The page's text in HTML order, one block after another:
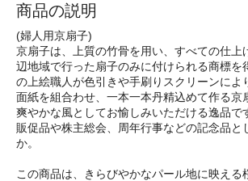
商品の説明
(婦人用京扇子)
京扇子は、上質の竹骨を用い、すべての仕上
辺地域で行った扇子のみに付けられる商標を
の上絵職人が色引きや手刷りスクリーンによ
面紙を組合わせ、一本一本丹精込めて作る京
爽やかな風としてお愉しみいただける逸品で
販促品や株主総会、周年行事などの記念品と
か。
この商品は、きらびやかなパール地に映える